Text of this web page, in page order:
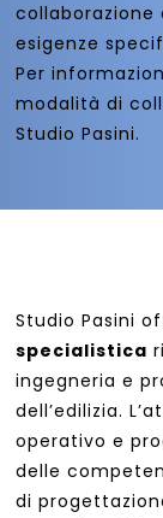
esigenze
Per
modalità di
Studio Pasini.
Studio Pasini
specialistica
ingegneria e
dell’edilizia.
operativo e
delle
di